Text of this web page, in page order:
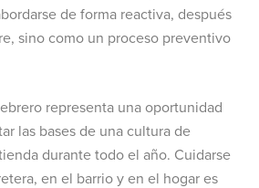
de forma reactiva, después
sino como un proceso preventivo
representa una oportunidad
las bases de una cultura de
durante todo el año. Cuidarse
en el barrio y en el hogar es